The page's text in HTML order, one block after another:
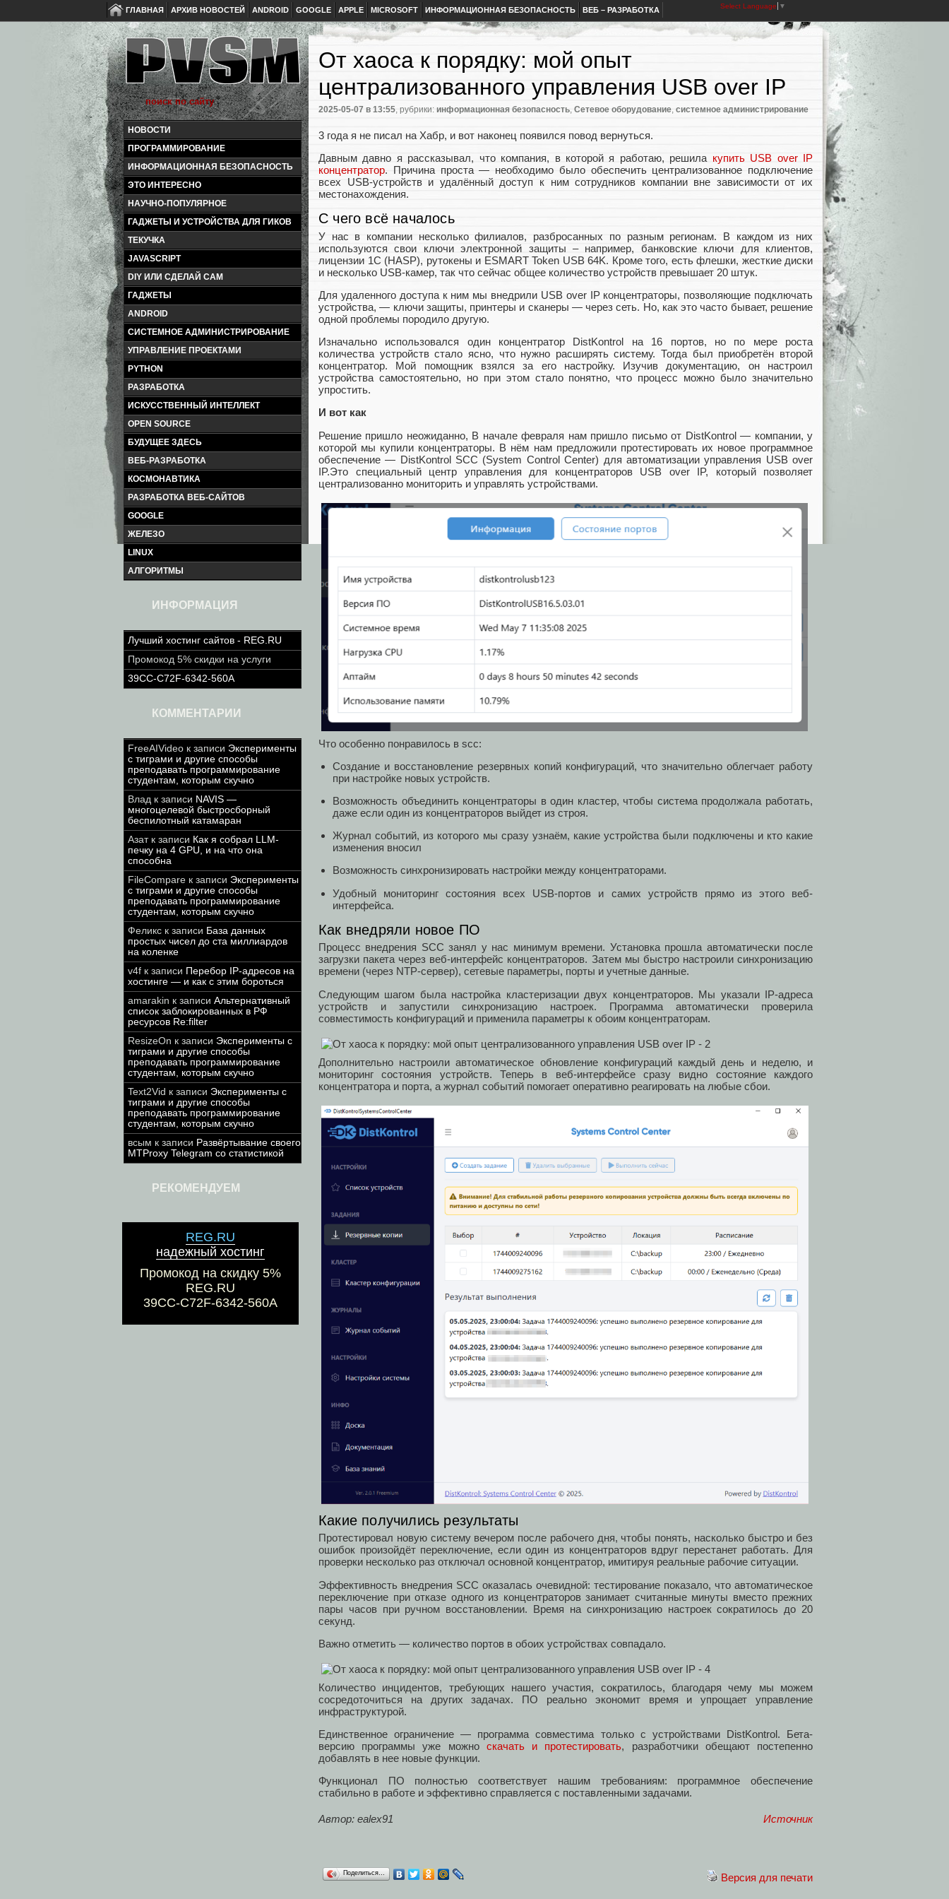
ГЛАВНАЯ АРХИВ НОВОСТЕЙ ANDROID GOOGLE APPLE MICROSOFT ИНФОРМАЦИОННАЯ БЕЗОПАСНОСТЬ ВЕБ – РАЗРАБОТКА Select Language ▼
НОВОСТИ
ПРОГРАММИРОВАНИЕ
ИНФОРМАЦИОННАЯ БЕЗОПАСНОСТЬ
ЭТО ИНТЕРЕСНО
НАУЧНО-ПОПУЛЯРНОЕ
ГАДЖЕТЫ И УСТРОЙСТВА ДЛЯ ГИКОВ
ТЕКУЧКА
JAVASCRIPT
DIY ИЛИ СДЕЛАЙ САМ
ГАДЖЕТЫ
ANDROID
СИСТЕМНОЕ АДМИНИСТРИРОВАНИЕ
УПРАВЛЕНИЕ ПРОЕКТАМИ
PYTHON
РАЗРАБОТКА
ИСКУССТВЕННЫЙ ИНТЕЛЛЕКТ
OPEN SOURCE
БУДУЩЕЕ ЗДЕСЬ
ВЕБ-РАЗРАБОТКА
КОСМОНАВТИКА
РАЗРАБОТКА ВЕБ-САЙТОВ
GOOGLE
ЖЕЛЕЗО
LINUX
АЛГОРИТМЫ
ИНФОРМАЦИЯ
Лучший хостинг сайтов - REG.RU
Промокод 5% скидки на услуги
39CC-C72F-6342-560A
КОММЕНТАРИИ
FreeAIVideo к записи Эксперименты
с тиграми и другие способы
преподавать программирование
студентам, которым скучно
Влад к записи NAVIS —
многоцелевой быстросборный
беспилотный катамаран
Азатк записи Как я собрал LLM-
печку на 4 GPU, и на что она
способна
FileCompare к записи Эксперименты
с тиграми и другие способы
преподавать программирование
студентам, которым скучно
Феликс к записи База данных
простых чисел до ста миллиардов
на коленке
v4f к записи Перебор IP-адресов на
хостинге — и как с этим бороться
amarakin к записи Альтернативный
список заблокированных в РФ
ресурсов Re:filter
ResizeOn к записи Эксперименты с
тиграми и другие способы
преподавать программирование
студентам, которым скучно
Text2Vid к записи Эксперименты с
тиграми и другие способы
преподавать программирование
студентам, которым скучно
всым к записи Развёртывание своего
MTProxy Telegram со статистикой
РЕКОМЕНДУЕМ
REG.RU
надежный хостинг
Промокод на скидку 5%
REG.RU
39CC-C72F-6342-560A
От хаоса к порядку: мой опыт
централизованного управления USB over IP
2025-05-07 в 13:55, рубрики: информационная безопасность, Сетевое оборудование, системное администрирование
3 года я не писал на Хабр, и вот наконец появился повод вернуться.
Давным давно я рассказывал, что компания, в которой я работаю, решила купить USB over IP
концентратор. Причина проста — необходимо было обеспечить централизованное подключение
всех USB-устройств и удалённый доступ к ним сотрудников компании вне зависимости от их
местонахождения.
С чего всё началось
У нас в компании несколько филиалов, разбросанных по разным регионам. В каждом из них
используются свои ключи электронной защиты – например, банковские ключи для клиентов,
лицензии 1С (HASP), рутокены и ESMART Token USB 64K. Кроме того, есть флешки, жесткие диски
и несколько USB-камер, так что сейчас общее количество устройств превышает 20 штук.
Для удаленного доступа к ним мы внедрили USB over IP концентраторы, позволяющие подключать
устройства, — ключи защиты, принтеры и сканеры — через сеть. Но, как это часто бывает, решение
одной проблемы породило другую.
Изначально использовался один концентратор DistKontrol на 16 портов, но по мере роста
количества устройств стало ясно, что нужно расширять систему. Тогда был приобретён второй
концентратор. Мой помощник взялся за его настройку. Изучив документацию, он настроил
устройства самостоятельно, но при этом стало понятно, что процесс можно было значительно
упростить.
И вот как
Решение пришло неожиданно, В начале февраля нам пришло письмо от DistKontrol — компании, у
которой мы купили концентраторы. В нём нам предложили протестировать их новое программное
обеспечение — DistKontrol SCC (System Control Center) для автоматизации управления USB over
IP.Это специальный центр управления для концентраторов USB over IP, который позволяет
централизованно мониторить и управлять устройствами.
Что особенно понравилось в scc:
Создание и восстановление резервных копий конфигураций, что значительно облегчает работу
при настройке новых устройств.
Возможность объединить концентраторы в один кластер, чтобы система продолжала работать,
даже если один из концентраторов выйдет из строя.
Журнал событий, из которого мы сразу узнаём, какие устройства были подключены и кто какие
изменения вносил
Возможность синхронизировать настройки между концентраторами.
Удобный мониторинг состояния всех USB-портов и самих устройств прямо из этого веб-
интерфейса.
Как внедряли новое ПО
Процесс внедрения SCC занял у нас минимум времени. Установка прошла автоматически после
загрузки пакета через веб-интерфейс концентраторов. Затем мы быстро настроили синхронизацию
времени (через NTP-сервер), сетевые параметры, порты и учетные данные.
Следующим шагом была настройка кластеризации двух концентраторов. Мы указали IP-адреса
устройств и запустили синхронизацию настроек. Программа автоматически проверила
совместимость конфигураций и применила параметры к обоим концентраторам.
Дополнительно настроили автоматическое обновление конфигураций каждый день и неделю, и
мониторинг состояния устройств. Теперь в веб-интерфейсе сразу видно состояние каждого
концентратора и порта, а журнал событий помогает оперативно реагировать на любые сбои.
Какие получились результаты
Протестировал новую систему вечером после рабочего дня, чтобы понять, насколько быстро и без
ошибок произойдёт переключение, если один из концентраторов вдруг перестанет работать. Для
проверки несколько раз отключал основной концентратор, имитируя реальные рабочие ситуации.
Эффективность внедрения SCC оказалась очевидной: тестирование показало, что автоматическое
переключение при отказе одного из концентраторов занимает считанные минуты вместо прежних
пары часов при ручном восстановлении. Время на синхронизацию настроек сократилось до 20
секунд.
Важно отметить — количество портов в обоих устройствах совпадало.
Количество инцидентов, требующих нашего участия, сократилось, благодаря чему мы можем
сосредоточиться на других задачах. ПО реально экономит время и упрощает управление
инфраструктурой.
Единственное ограничение — программа совместима только с устройствами DistKontrol. Бета-
версию программы уже можно скачать и протестировать, разработчики обещают постепенно
добавлять в нее новые функции.
Функционал ПО полностью соответствует нашим требованиям: программное обеспечение
стабильно в работе и эффективно справляется с поставленными задачами.
Автор: ealex91 Источник
Версия для печати
Поделиться…